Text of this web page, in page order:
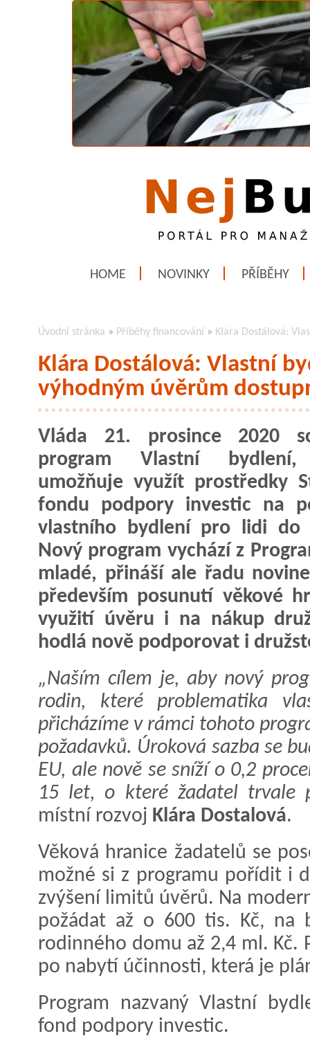
HOME NOVINKY PŘÍBĚHY
Úvodní stránka » Příběhy financování » Klára Dostálová:
Klára Dostálová: Vlastní
výhodným úvěrům
Vláda 21. prosince 2020
program Vlastní
umožňuje využít prostředky
fondu podpory investic na
vlastního bydlení pro lidi do
Nový program vychází z
mladé, přináší ale řadu
především posunutí věkové
využití úvěru i na nákup
hodlá nově podporovat i
„Naším cílem je, aby nový
rodin, které problematika
přicházíme v rámci tohoto
požadavků. Úroková sazba se
EU, ale nově se sníží o 0,2
15 let, o které žadatel trvale
místní rozvoj Klára Dostalová.
Věková hranice žadatelů se
možné si z programu pořídit i
zvýšení limitů úvěrů. Na
požádat až o 600 tis. Kč,
rodinného domu až 2,4 ml. Kč.
po nabytí účinnosti, která je
Program nazvaný Vlastní
fond podpory investic.